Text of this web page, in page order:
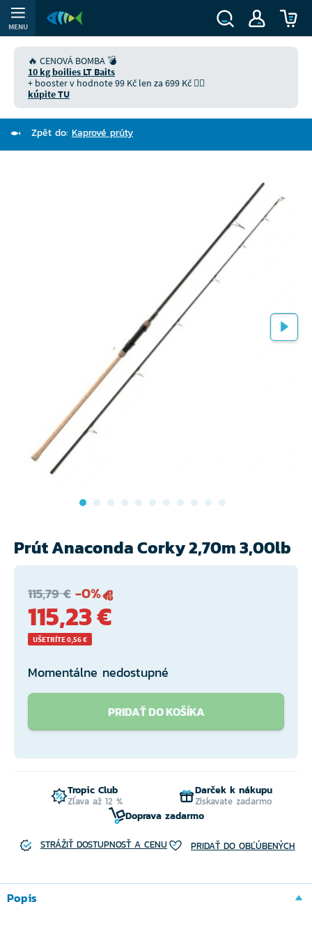
MENU
🔥 CENOVÁ BOMBA 💣
10 kg boilies LT Baits
+ booster v hodnote 99 Kč len za 699 Kč 👉🏻
kúpite TU
Zpět do: Kaprové prúty
Prút Anaconda Corky 2,70m 3,00lb
115,79 € -0%
115,23 €
UŠETRÍTE 0,56 €
Momentálne nedostupné
PRIDAŤ DO KOŠÍKA
Tropic Club
Zľava až 12 %
Darček k nákupu
Získavate zadarmo
Doprava zadarmo
STRÁŽIŤ DOSTUPNOSŤ A CENU PRIDAŤ DO OBĽÚBENÝCH
Popis